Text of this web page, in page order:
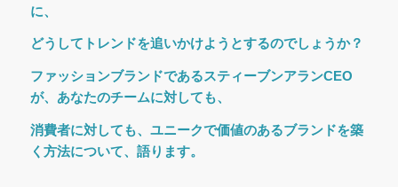
に、
どうしてトレンドを追いかけようとするのでしょうか？
ファッションブランドであるスティーブンアランCEO
が、あなたのチームに対しても、
消費者に対しても、ユニークで価値のあるブランドを築
く方法について、語ります。